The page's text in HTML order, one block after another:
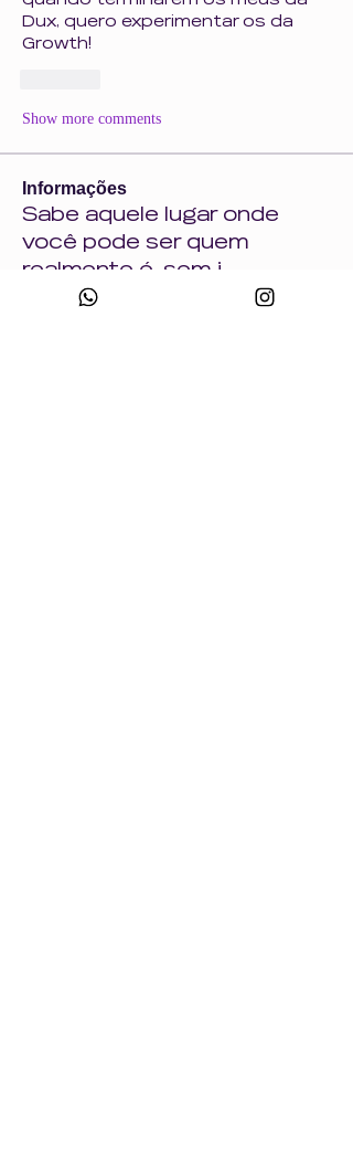
Dux, quero experimentar os da
Growth!
Show more comments
Informações
Sabe aquele lugar onde
você pode ser quem
realmente é, sem j
Leia Mais